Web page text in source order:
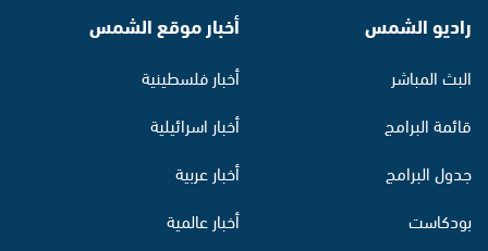
راديو الشمس
البث المباشر
قائمة البرامج
جدول البرامج
بودكاست
أخبار موقع الشمس
أخبار فلسطينية
أخبار اسرائيلية
أخبار عربية
أخبار عالمية